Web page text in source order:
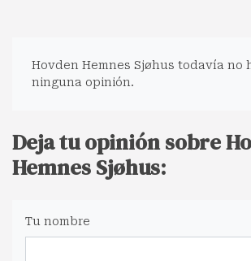
Hovden Hemnes Sjøhus todavía no
ninguna opinión.
Deja tu opinión sobre
Hemnes Sjøhus:
Tu nombre